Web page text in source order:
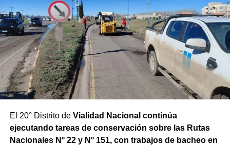
El 20° Distrito de Vialidad Nacional continúa
ejecutando tareas de conservación sobre las Rutas
Nacionales N° 22 y N° 151, con trabajos de bacheo en